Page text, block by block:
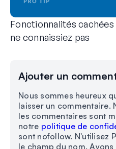
Fonctionnalités
ne connaissiez pas
Ajouter un
Nous sommes heureux
laisser un commentaire.
les commentaires sont
notre politique de
sont nofollow. N'utilisez
le champ du nom.